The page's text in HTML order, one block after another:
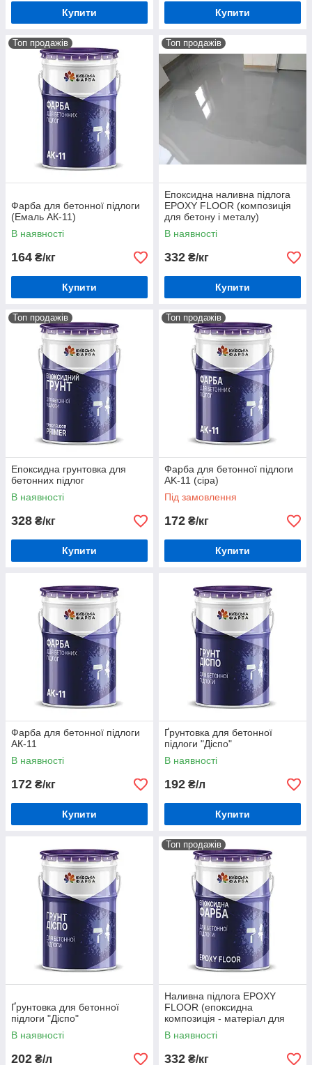
Купити Купити
Топ продажів
Фарба для бетонної підлоги
(Емаль АК-11)
В наявності
164 ₴/кг
Купити
Топ продажів
Епоксидна наливна підлога
EPOXY FLOOR (композиція
для бетону і металу)
В наявності
332 ₴/кг
Купити
Топ продажів
Епоксидна грунтовка для
бетонних підлог
В наявності
328 ₴/кг
Купити
Топ продажів
Фарба для бетонної підлоги
AK-11 (сіра)
Під замовлення
172 ₴/кг
Купити
Фарба для бетонної підлоги
АК-11
В наявності
172 ₴/кг
Купити
Ґрунтовка для бетонної
підлоги "Діспо"
В наявності
192 ₴/л
Купити
Ґрунтовка для бетонної
підлоги "Діспо"
В наявності
202 ₴/л
Топ продажів
Наливна підлога EPOXY
FLOOR (епоксидна
композиція - матеріал для
наливної підлоги)
В наявності
332 ₴/кг